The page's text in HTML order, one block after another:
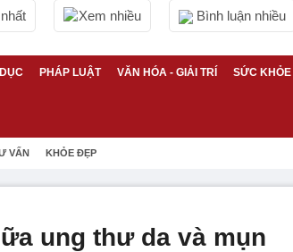
Xem nhiều Bình luận nhiều
PHÁP LUẬT VĂN HÓA - GIẢI TRÍ SỨC KHỎE
VẤN KHỎE ĐẸP
ung thư da và mụn